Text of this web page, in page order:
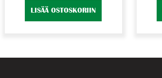
LISÄÄ OSTOSKORIIN